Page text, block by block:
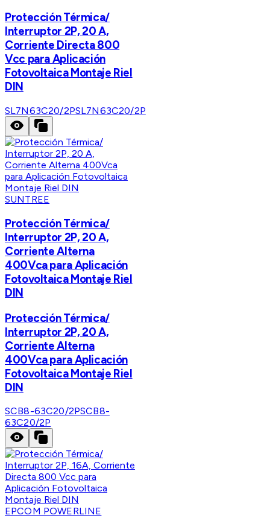
Protección Térmica/
Interruptor 2P, 20 A,
Corriente Directa 800
Vcc para Aplicación
Fotovoltaica Montaje Riel
DIN
SL7N63C20/2PSL7N63C20/2P
SUNTREE
Protección Térmica/
Interruptor 2P, 20 A,
Corriente Alterna
400Vca para Aplicación
Fotovoltaica Montaje Riel
DIN
Protección Térmica/
Interruptor 2P, 20 A,
Corriente Alterna
400Vca para Aplicación
Fotovoltaica Montaje Riel
DIN
SCB8-63C20/2PSCB8-
63C20/2P
EPCOM POWERLINE